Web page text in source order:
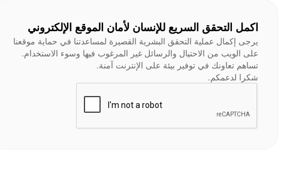
اكمل التحقق السريع للإنسان لأمان الموقع الإلكتروني
يرجى إكمال عملية التحقق البشرية القصيرة لمساعدتنا في حماية موقعنا
على الويب من الاحتيال والرسائل غير المرغوب فيها وسوء الاستخدام.
تساهم تعاونك في توفير بيئة على الإنترنت آمنة.
شكرا لدعمكم.